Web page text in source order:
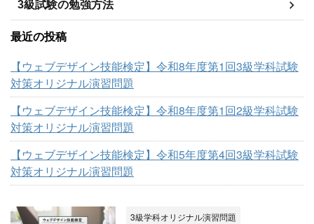
3級試験の勉強方法
最近の投稿
【ウェブデザイン技能検定】令和8年度第1回3級学科試験
対策オリジナル演習問題
【ウェブデザイン技能検定】令和8年度第1回2級学科試験
対策オリジナル演習問題
【ウェブデザイン技能検定】令和5年度第4回3級学科試験
対策オリジナル演習問題
3級学科オリジナル演習問題